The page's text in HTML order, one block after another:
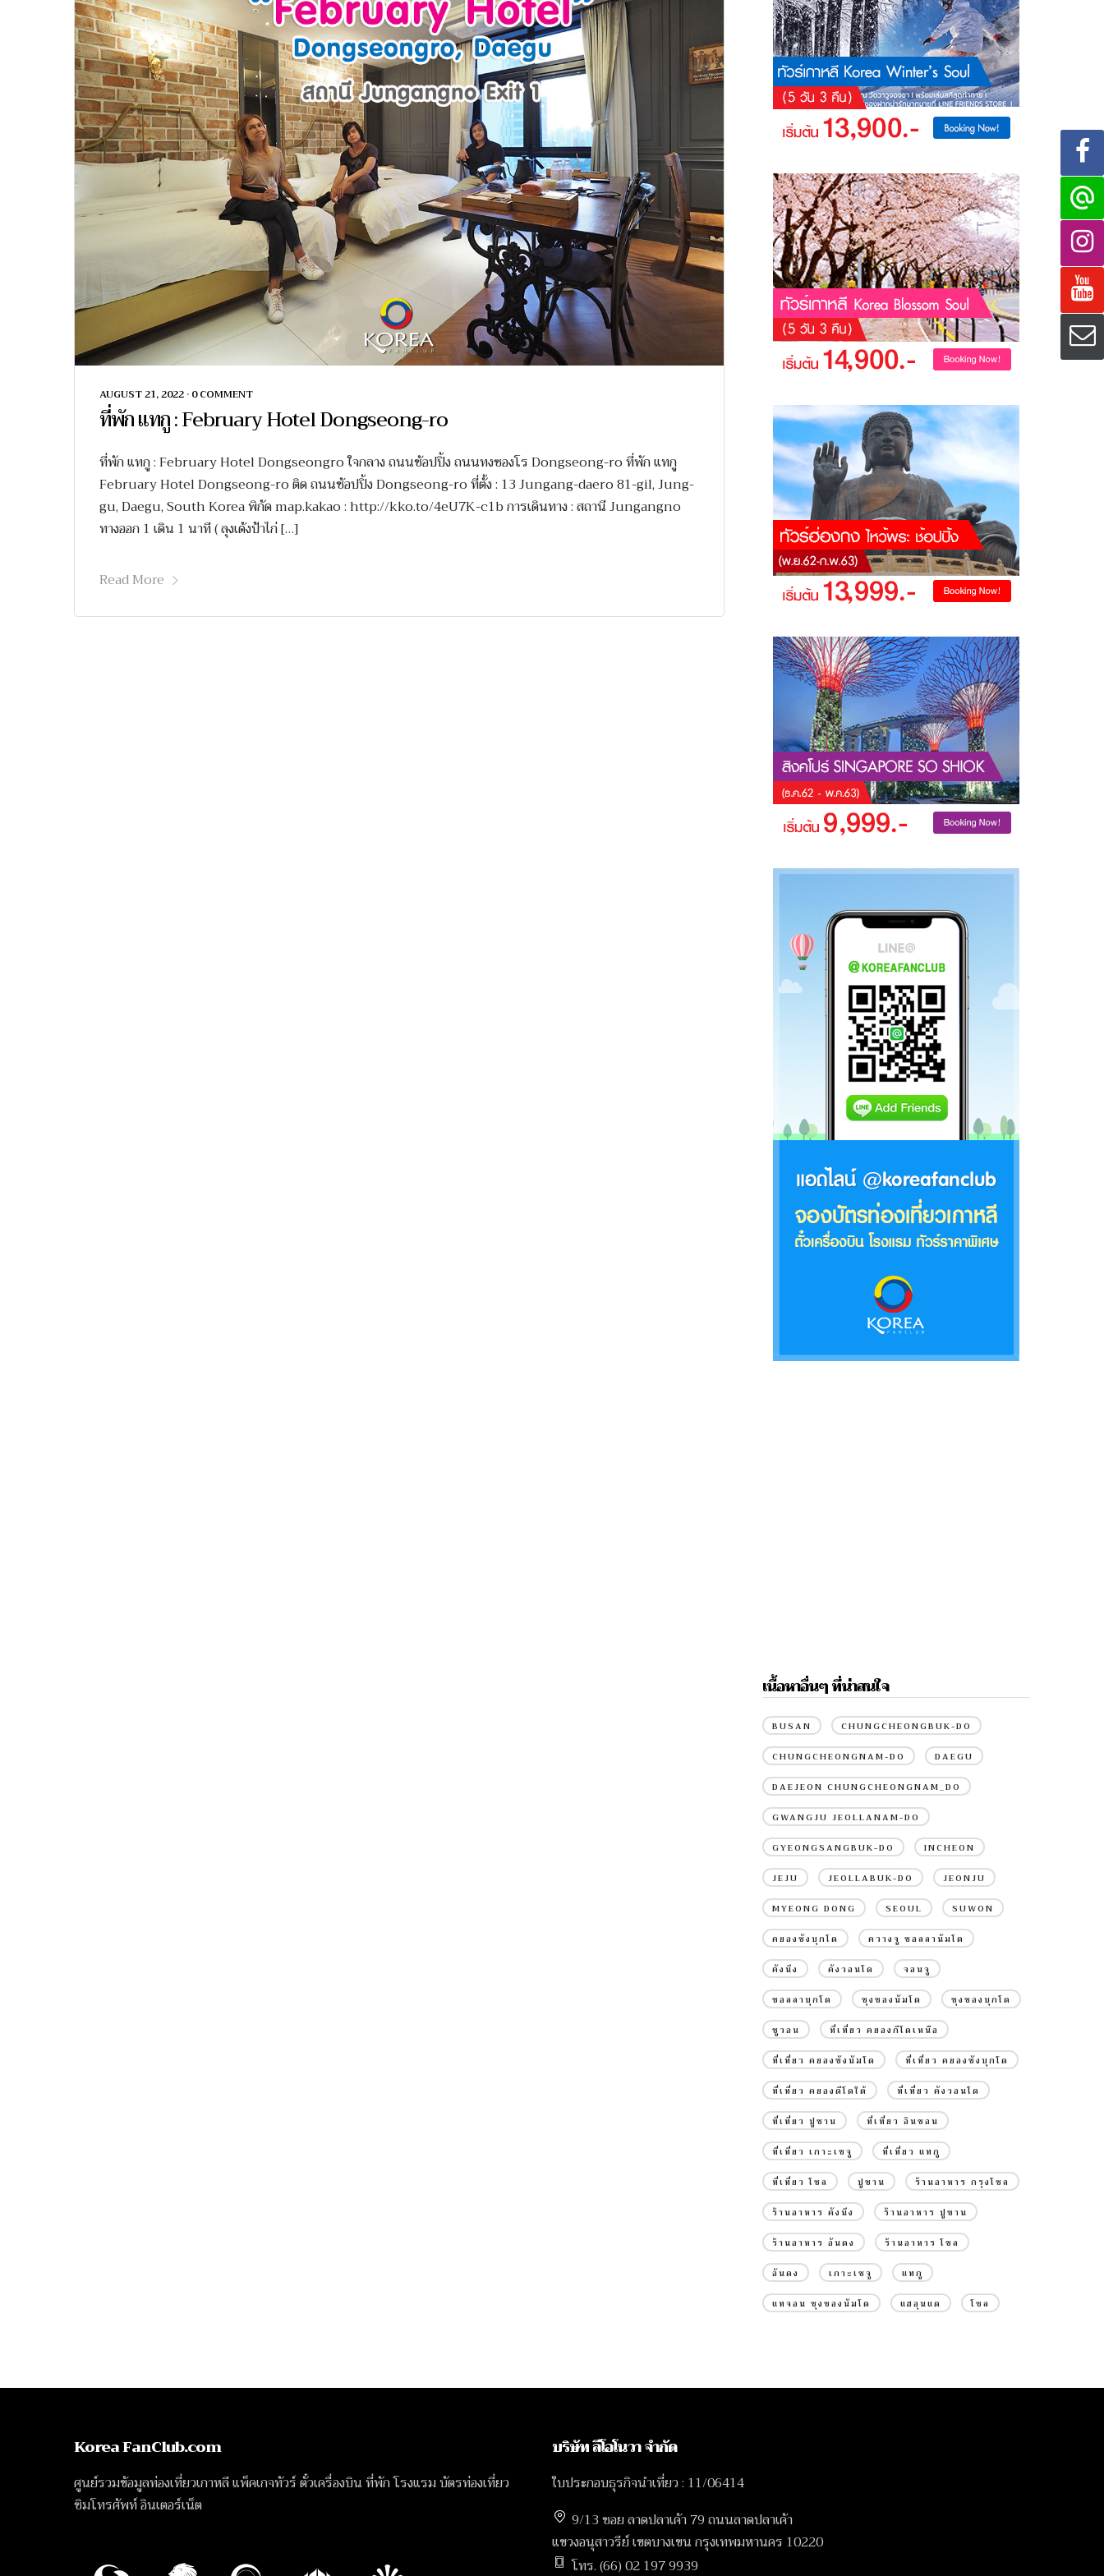
AUGUST 21, 2022 • 0 COMMENT
ที่พัก แทกู : February Hotel Dongseong-ro
ที่พัก แทกู : February Hotel Dongseongro ใจกลาง ถนนช้อปปิ้ง ถนนทงซองโร Dongseong-ro ที่พัก แทกู
February Hotel Dongseong-ro ติด ถนนช้อปปิ้ง Dongseong-ro ที่ตั้ง : 13 Jungang-daero 81-gil, Jung-
gu, Daegu, South Korea พิกัด map.kakao : http://kko.to/4eU7K-c1b การเดินทาง : สถานี Jungangno
ทางออก 1 เดิน 1 นาที ( ลุงเด้งป้าไก่ […]
Read More
เนื้อหาอื่นๆ ที่น่าสนใจ
BUSAN CHUNGCHEONGBUK-DO
CHUNGCHEONGNAM-DO DAEGU
DAEJEON CHUNGCHEONGNAM_DO
GWANGJU JEOLLANAM-DO
GYEONGSANGBUK-DO INCHEON
JEJU JEOLLABUK-DO JEONJU
MYEONG DONG SEOUL SUWON
คยองซังบุกโด ควางจู ชอลลานัมโด
คังนึง คังวอนโด จอนจู
ชอลลาบุกโด ชุงชองนัมโด ชุงชองบุกโด
ซูวอน ที่เที่ยว คยองกีโดเหนือ
ที่เที่ยว คยองซังนัมโด ที่เที่ยว คยองซังบุกโด
ที่เที่ยว คยองดีโดใต้ ที่เที่ยว คังวอนโด
ที่เที่ยว ปูซาน ที่เที่ยว อินชอน
ที่เที่ยว เกาะเชจู ที่เที่ยว แทกู
ที่เที่ยว โซล ปูซาน ร้านอาหาร กรุงโซล
ร้านอาหาร คังนึง ร้านอาหาร ปูซาน
ร้านอาหาร อันดง ร้านอาหาร โซล
อันดง เกาะเชจู แทกู
แทจอน ชุงชองนัมโด แฮอุนแด โซล
Korea FanClub.com
ศูนย์รวมข้อมูลท่องเที่ยวเกาหลี แพ็คเกจทัวร์ ตั๋วเครื่องบิน ที่พัก โรงแรม บัตรท่องเที่ยว
ซิมโทรศัพท์ อินเตอร์เน็ต
บริษัท ลีโอโนวา จำกัด
ใบประกอบธุรกิจนำเที่ยว : 11/06414
9/13 ซอย ลาดปลาเค้า 79 ถนนลาดปลาเค้า
แขวงอนุสาวรีย์ เขตบางเขน กรุงเทพมหานคร 10220
โทร. (66) 02 197 9939